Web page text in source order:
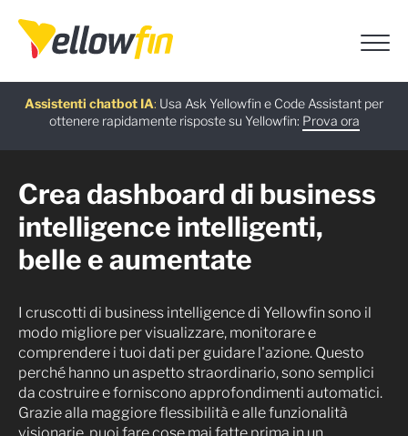
Webinar on-demand:
Guarda ora
Ultima versione
Scopri di più
Guida gratuita:
Scarica ora
Assistenti chatbot IA: Usa Ask Yellowfin e Code Assistant per
ottenere rapidamente risposte su Yellowfin: Prova ora
Crea dashboard di business
intelligence intelligenti,
belle e aumentate
I cruscotti di business intelligence di Yellowfin sono il
modo migliore per visualizzare, monitorare e
comprendere i tuoi dati per guidare l'azione. Questo
perché hanno un aspetto straordinario, sono semplici
da costruire e forniscono approfondimenti automatici.
Grazie alla maggiore flessibilità e alle funzionalità